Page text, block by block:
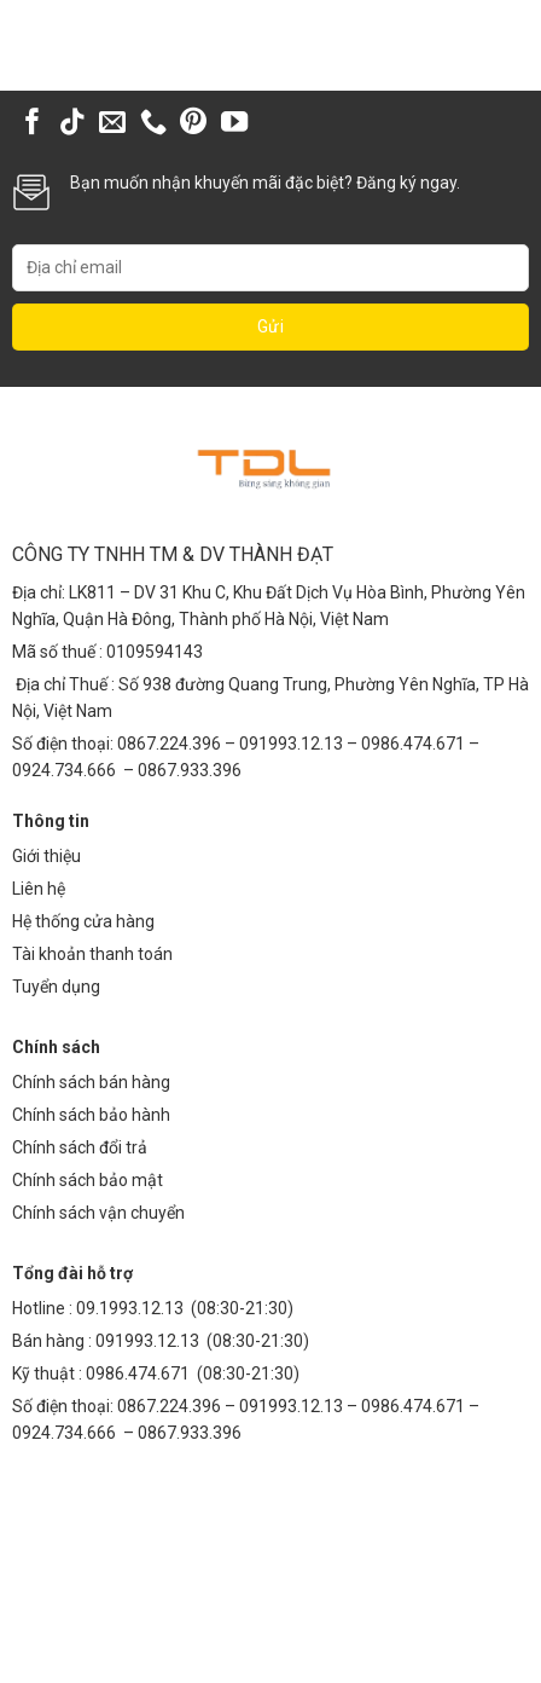
Bạn muốn nhận khuyến mãi đặc biệt? Đăng ký ngay.
CÔNG TY TNHH TM & DV THÀNH ĐẠT
Địa chỉ: LK811 – DV 31 Khu C, Khu Đất Dịch Vụ Hòa Bình, Phường Yên
Nghĩa, Quận Hà Đông, Thành phố Hà Nội, Việt Nam
Mã số thuế : 0109594143
Địa chỉ Thuế : Số 938 đường Quang Trung, Phường Yên Nghĩa, TP Hà
Nội, Việt Nam
Số điện thoại: 0867.224.396 – 091993.12.13 – 0986.474.671 –
0924.734.666 – 0867.933.396
Thông tin
Giới thiệu
Liên hệ
Hệ thống cửa hàng
Tài khoản thanh toán
Tuyển dụng
Chính sách
Chính sách bán hàng
Chính sách bảo hành
Chính sách đổi trả
Chính sách bảo mật
Chính sách vận chuyển
Tổng đài hỗ trợ
Hotline : 09.1993.12.13 (08:30-21:30)
Bán hàng : 091993.12.13 (08:30-21:30)
Kỹ thuật : 0986.474.671 (08:30-21:30)
Số điện thoại: 0867.224.396 – 091993.12.13 – 0986.474.671 –
0924.734.666 – 0867.933.396